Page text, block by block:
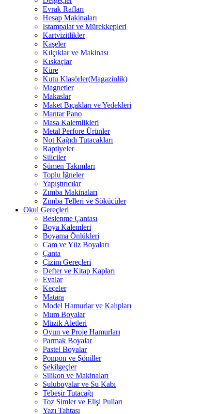
Evrak Rafları
Hesap Makinaları
Istampalar ve Mürekkepleri
Kartvizitlikler
Kaşeler
Kılçıklar ve Makinası
Kıskaçlar
Küre
Kutu Klasörler(Magazinlik)
Magnetler
Makaslar
Maket Bıçakları ve Yedekleri
Mantar Pano
Masa Kalemlikleri
Metal Perfore Ürünler
Not Kağıdı Tutacakları
Raptiyeler
Siliciler
Sümen Takımları
Toplu İğneler
Yapıştırıcılar
Zımba Makinaları
Zımba Telleri ve Sökücüler
Okul Gereçleri
Beslenme Çantası
Boya Kalemleri
Boyama Önlükleri
Cam ve Yüz Boyaları
Çanta
Çizim Gereçleri
Defter ve Kitap Kapları
Evalar
Keçeler
Matara
Model Hamurlar ve Kalıpları
Mum Boyalar
Müzik Aletleri
Oyun ve Proje Hamurları
Parmak Boyalar
Pastel Boyalar
Ponpon ve Şöniller
Şekilgeçler
Silikon ve Makinaları
Suluboyalar ve Su Kabı
Tebeşir Tutacağı
Toz Simler ve Elişi Pulları
Yazı Tahtası